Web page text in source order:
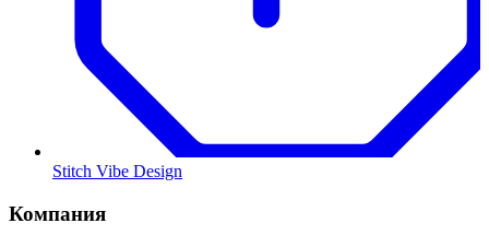
Stitch Vibe Design
Компания